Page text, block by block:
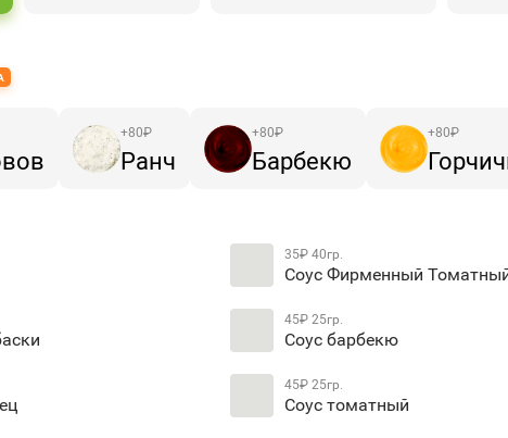
+80₽
Ранч
+80₽
Барбекю
+80₽
35₽40гр.
Соус Фирменный
45₽25гр.
Соус барбекю
45₽25гр.
Соус томатный